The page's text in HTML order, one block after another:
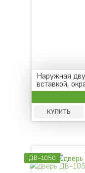
Наружная
вставкой,
КУПИТЬ
ДВ-1050